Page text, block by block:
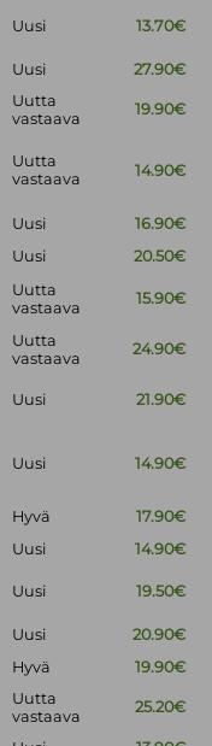
Uusi 13.70€
Uusi 27.90€
Uutta
vastaava
19.90€
Uutta
vastaava
14.90€
Uusi
16.90€
Uusi
20.50€
Uutta
vastaava
15.90€
Uutta
vastaava
24.90€
Uusi 21.90€
Uusi 14.90€
Hyvä
17.90€
Uusi
14.90€
Uusi 19.50€
Uusi
20.90€
Hyvä 19.90€
Uutta
vastaava
25.20€